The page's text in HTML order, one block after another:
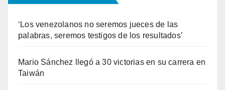
‘Los venezolanos no seremos jueces de las
palabras, seremos testigos de los resultados’
Mario Sánchez llegó a 30 victorias en su carrera en
Taiwán